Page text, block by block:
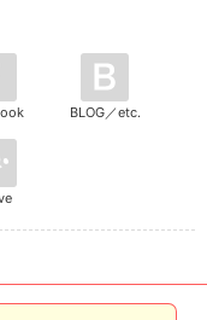
BLOG／etc.